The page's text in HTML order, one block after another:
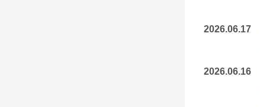
2026.06.17
2026.06.16